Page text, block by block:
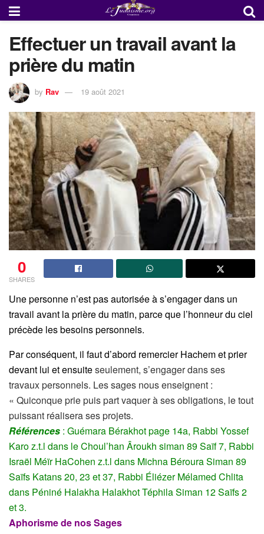
Effectuer un travail avant la
prière du matin
by Rav 19 août 2021
0
SHARES
Une personne n’est pas autorisée à s’engager dans un
travail avant la prière du matin, parce que l’honneur du ciel
précède les besoins personnels.
Par conséquent, il faut d’abord remercier Hachem et prier
devant lui etensuiteseulement, s’engager dans ses
travaux personnels. Les sages nous enseignent :
« Quiconque prie puis part vaquer à ses obligations, le tout
puissant réalisera ses projets.
Références : Guémara Bérakhot page 14a, Rabbi Yossef
Karo z.t.l dans le Choul’han Âroukh siman 89 Saïf 7, Rabbi
Israël Méïr HaCohen z.t.l dans Michna Béroura Siman 89
Saïfs Katans 20, 23 et 37, Rabbi Éliézer Mélamed Chlita
dans Péniné Halakha Halakhot Téphila Siman 12 Saïfs 2
et 3.
Aphorisme de nos Sages